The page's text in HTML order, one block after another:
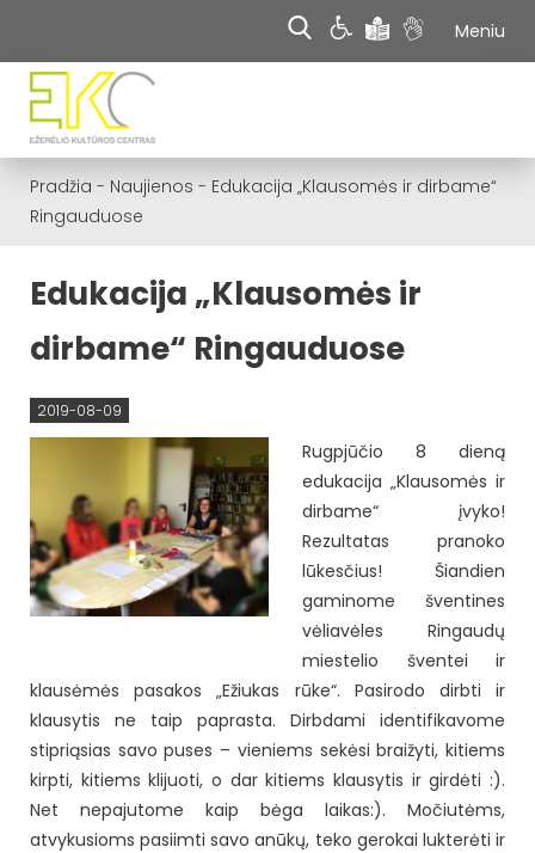
Meniu
Pradžia - Naujienos - Edukacija „Klausomės ir dirbame“
Ringauduose
Edukacija „Klausomės ir
dirbame“ Ringauduose
2019-08-09
Rugpjūčio 8 dieną
edukacija „Klausomės ir
dirbame“ įvyko!
Rezultatas pranoko
lūkesčius! Šiandien
gaminome šventines
vėliavėles Ringaudų
miestelio šventei ir
klausėmės pasakos „Ežiukas rūke“. Pasirodo dirbti ir
klausytis ne taip paprasta. Dirbdami identifikavome
stipriąsias savo puses – vieniems sekėsi braižyti, kitiems
kirpti, kitiems klijuoti, o dar kitiems klausytis ir girdėti :).
Net nepajutome kaip bėga laikas:). Močiutėms,
atvykusioms pasiimti savo anūkų, teko gerokai lukterėti ir